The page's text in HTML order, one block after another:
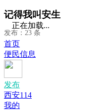
记得我叫安生
发布：23 条
正在加载...
首页
便民信息
发布
西安114
我的